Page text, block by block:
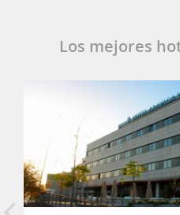
Los mejores